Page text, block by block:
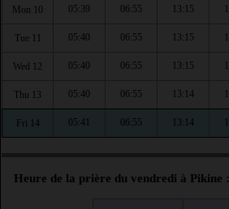
Mon 10 05:39 06:55 13:15
Tue 11 05:40 06:55 13:15
Wed 12 05:40 06:55 13:15
Thu 13 05:40 06:55 13:14
Fri 14 05:41 06:55 13:14
Heure de la prière du vendredi à Pikine :